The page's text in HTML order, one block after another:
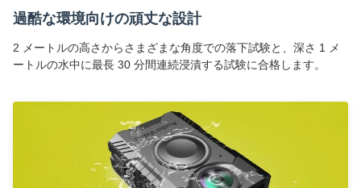
過酷な環境向けの頑丈な設計
2 メートルの高さからさまざまな角度での落下試験と、深さ 1 メ
ートルの水中に最長 30 分間連続浸漬する試験に合格します。